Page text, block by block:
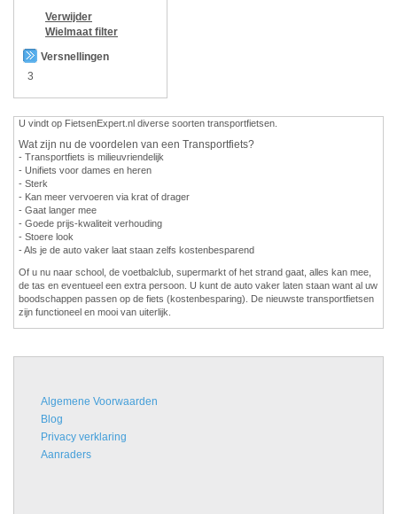
Verwijder
Wielmaat filter
Versnellingen
3
U vindt op FietsenExpert.nl diverse soorten transportfietsen.
Wat zijn nu de voordelen van een Transportfiets?
- Transportfiets is milieuvriendelijk
- Unifiets voor dames en heren
- Sterk
- Kan meer vervoeren via krat of drager
- Gaat langer mee
- Goede prijs-kwaliteit verhouding
- Stoere look
- Als je de auto vaker laat staan zelfs kostenbesparend
Of u nu naar school, de voetbalclub, supermarkt of het strand gaat, alles kan mee,
de tas en eventueel een extra persoon. U kunt de auto vaker laten staan want al uw
boodschappen passen op de fiets (kostenbesparing). De nieuwste transportfietsen
zijn functioneel en mooi van uiterlijk.
Algemene Voorwaarden
Blog
Privacy verklaring
Aanraders